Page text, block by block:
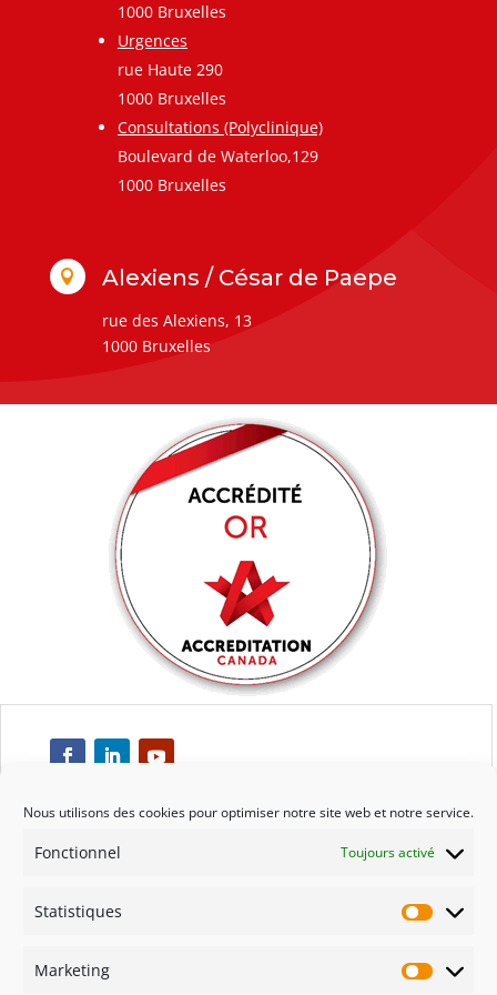
Nous utilisons des cookies pour optimiser notre site web et notre service.
Fonctionnel Toujours activé
Statistiques
Marketing
1000 Bruxelles
Urgences
rue Haute 290
1000 Bruxelles
Consultations (Polyclinique)
Boulevard de Waterloo,129
1000 Bruxelles
 Alexiens / César de Paepe
rue des Alexiens, 13
1000 Bruxelles
Respect
Engagement
Qualité